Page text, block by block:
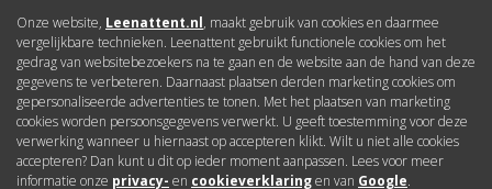
Bereken hoeveel
u kunt lenen
Onze website, Leenattent.nl, maakt gebruik van cookies en daarmee
vergelijkbare technieken. Leenattent gebruikt functionele cookies om het
gedrag van websitebezoekers na te gaan en de website aan de hand van deze
gegevens te verbeteren. Daarnaast plaatsen derden marketing cookies om
gepersonaliseerde advertenties te tonen. Met het plaatsen van marketing
cookies worden persoonsgegevens verwerkt. U geeft toestemming voor deze
verwerking wanneer u hiernaast op accepteren klikt. Wilt u niet alle cookies
accepteren? Dan kunt u dit op ieder moment aanpassen. Lees voor meer
informatie onze privacy- en cookieverklaringen van Google.